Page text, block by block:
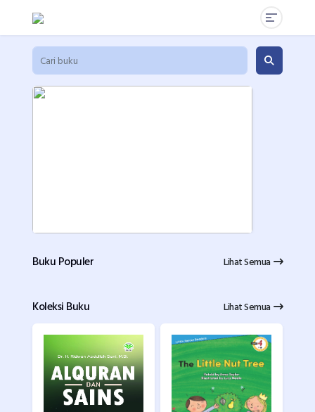
Buku Populer Lihat Semua
Koleksi Buku Lihat Semua